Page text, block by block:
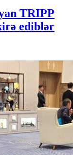
TRIPP
ediblər